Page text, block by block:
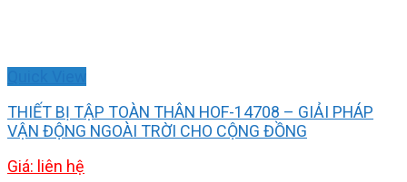
THIẾT BỊ TẬP TOÀN THÂN HOF-14708 – GIẢI PHÁP
VẬN ĐỘNG NGOÀI TRỜI CHO CỘNG ĐỒNG
Giá: liên hệ